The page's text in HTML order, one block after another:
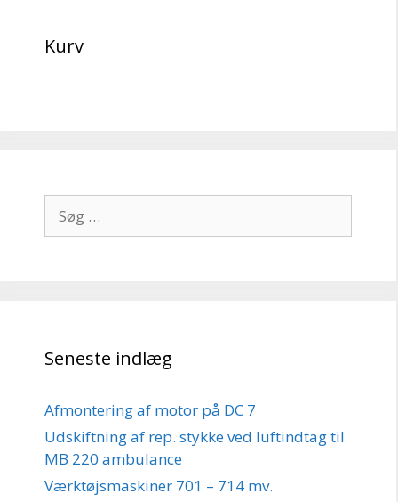
Kurv
efter:
Seneste indlæg
Afmontering af motor på DC 7
Udskiftning af rep. stykke ved luftindtag til
MB 220 ambulance
Værktøjsmaskiner 701 – 714 mv.